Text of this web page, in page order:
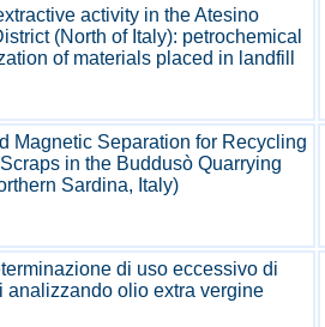
activity in the Atesino
(North of Italy): petrochemical
of materials placed in landfill
Magnetic Separation for Recycling
in the Buddusò Quarrying
Sardina, Italy)
di uso eccessivo di
analizzando olio extra vergine